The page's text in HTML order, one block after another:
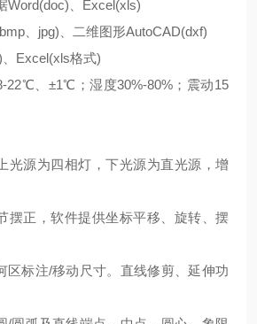
Word(doc)、Excel(xls)
、jpg)、二维图形AutoCAD(dxf)
Excel(xls格式)
22℃、±1℃；湿度30%-80%；震动15
光源为四相灯，下光源为直光源，增
摆正，软件提供坐标平移、旋转、摆
区标注/移动尺寸。直线修剪、延伸功